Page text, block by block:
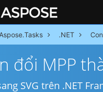
Aspose.Tasks .NET
đổi MPP
SVG trên .NET